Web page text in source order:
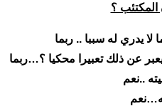
؟
يدري له سببا .. ربما
عن ذلك تعبيرا محكيا ؟…ربما
..نعم